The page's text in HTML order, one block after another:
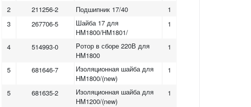
2 211256-2 Подшипник 17/40
1
3
267706-5
Шайба 17 для
HM1800/HM1801/
1
4 514993-0
Pотор в сборе 220В для
HM1800
1
5 681646-7
Изоляционная шайба для
HM1800/(new)
1
5 681635-2
Изоляционная шайба для
HM1200/(new)
1